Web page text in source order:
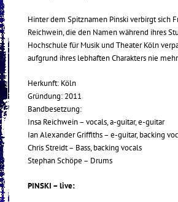
Hinter dem Spitznamen Pinski verbirgt sich
Reichwein, die den Namen während ihres
Hochschule für Musik und Theater Köln
aufgrund ihres lebhaften Charakters nie
Herkunft: Köln
Gründung: 2011
Bandbesetzung:
Insa Reichwein – vocals, a-guitar, e-guitar
Ian Alexander Griffiths – e-guitar, backing
Chris Streidt – Bass, backing vocals
Stephan Schöpe – Drums
PINSKI – live: